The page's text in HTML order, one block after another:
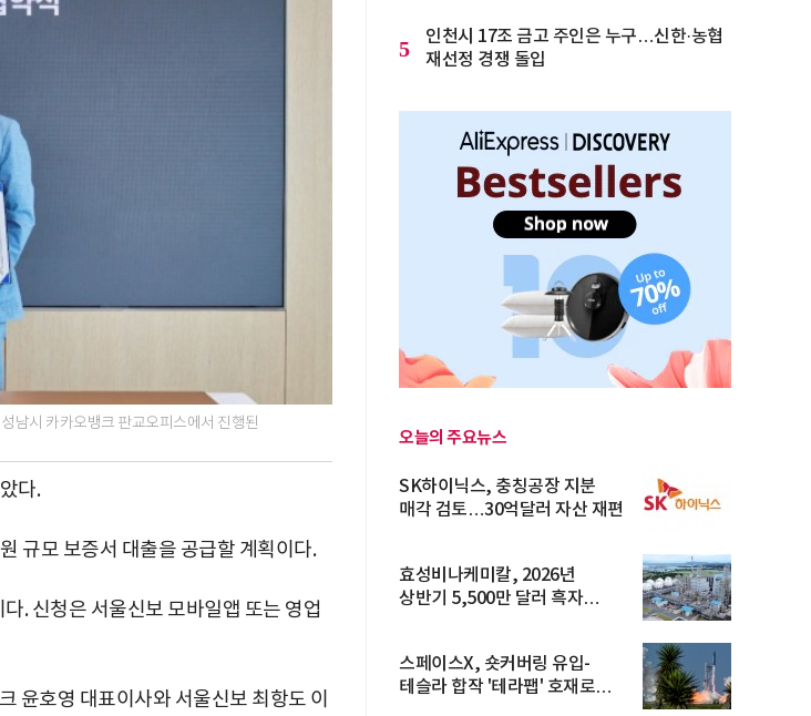
남시 카카오뱅크 판교오피스에서 진행된
다.
규모 보증서 대출을 공급할 계획이다.
. 신청은 서울신보 모바일앱 또는 영업
윤호영 대표이사와 서울신보 최항도 이
5
인천시 17조 금고 주인은 누구…신한·농협
재선정 경쟁 돌입
오늘의 주요뉴스
SK하이닉스, 충칭공장 지분
매각 검토…30억달러 자산 재편
효성비나케미칼, 2026년
상반기 5,500만 달러 흑자
스페이스X, 숏커버링 유입-
테슬라 합작 '테라팹' 호재로